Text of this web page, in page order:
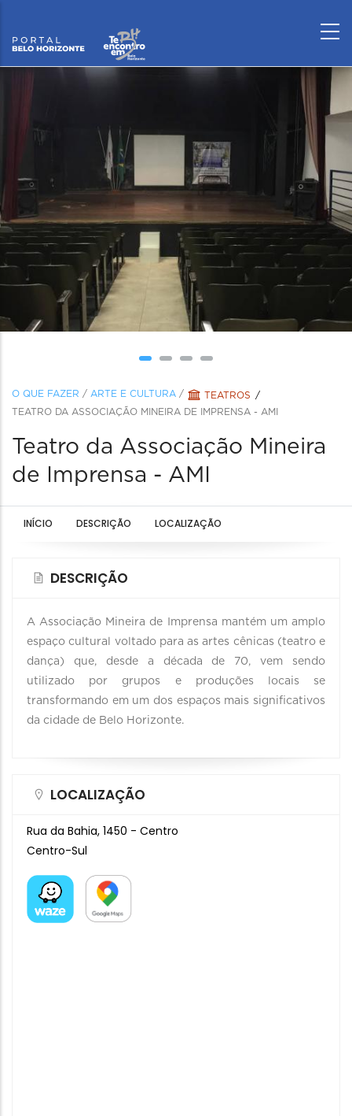
O QUE FAZER / ARTE E CULTURA /
TEATROS
TEATRO DA ASSOCIAÇÃO MINEIRA DE IMPRENSA - AMI
Teatro da Associação Mineira
de Imprensa - AMI
INÍCIO DESCRIÇÃO LOCALIZAÇÃO
DESCRIÇÃO
A Associação Mineira de Imprensa mantém um amplo
espaço cultural voltado para as artes cênicas (teatro e
dança) que, desde a década de 70, vem sendo
utilizado por grupos e produções locais se
transformando em um dos espaços mais significativos
da cidade de Belo Horizonte.
LOCALIZAÇÃO
Rua da Bahia, 1450 - Centro
Centro-Sul